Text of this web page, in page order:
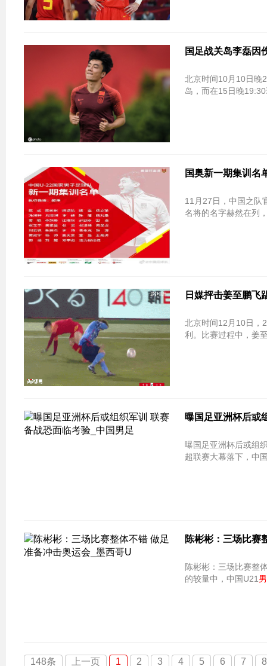
国足战关岛李磊因
北京时间10月10日晚
岛，而在15日晚
国奥新一期集训名
11月27日，中国之队
名将的名字赫然在列
日媒抨击姜至鹏飞
北京时间12月10日，
利。比赛过程中，姜
曝国足亚洲杯后或
曝国足亚洲杯后或组
超联赛大幕落下，中
陈彬彬：三场比赛
陈彬彬：三场比赛整
的较量中，中国U21
148条 上一页 1 2 3 4 5 6 7 8